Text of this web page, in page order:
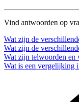
Vind antwoorden op
Wat zijn de
Wat zijn de
Wat zijn telwoorden en
Wat is een vergelijking